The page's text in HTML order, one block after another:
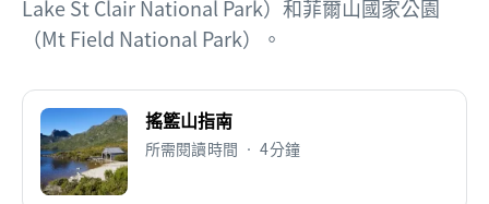
Lake St Clair National Park）和菲爾山國家公園
（Mt Field National Park）。
搖籃山指南
所需閱讀時間 • 4分鐘